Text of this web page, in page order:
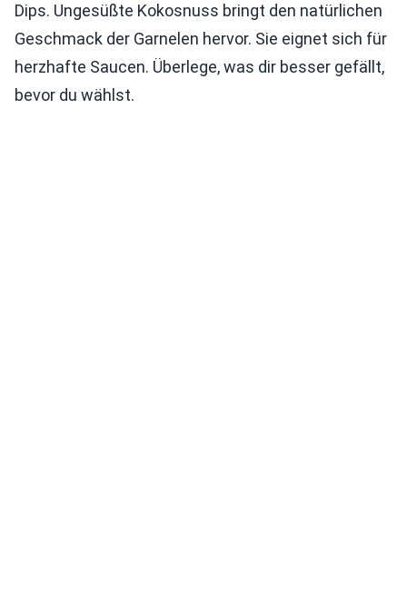
Dips. Ungesüßte Kokosnuss bringt den natürlichen
Geschmack der Garnelen hervor. Sie eignet sich für
herzhafte Saucen. Überlege, was dir besser gefällt,
bevor du wählst.